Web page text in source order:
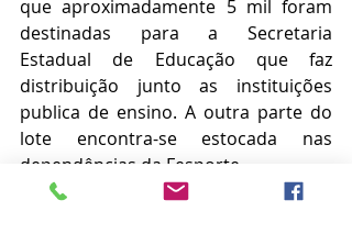
que aproximadamente 5 mil foram
destinadas para a Secretaria
Estadual de Educação que faz
distribuição junto as instituições
publica de ensino. A outra parte do
lote encontra-se estocada nas
dependências da Fesporte.
Fesporte